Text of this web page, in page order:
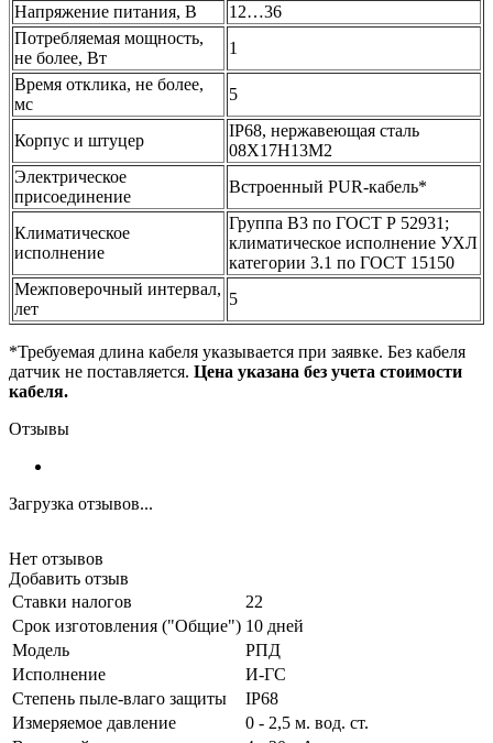
Напряжение питания, В
12…36
Потребляемая мощность,
не более, Вт
1
Время отклика, не более,
мс
5
Корпус и штуцер
IP68, нержавеющая сталь
08Х17Н13М2
Электрическое
присоединение
Встроенный PUR-кабель*
Климатическое
исполнение
Группа В3 по ГОСТ Р 52931;
климатическое исполнение УХЛ
категории 3.1 по ГОСТ 15150
Межповерочный интервал,
лет
5
*Требуемая длина кабеля указывается при заявке. Без кабеля
датчик не поставляется. Цена указана без учета стоимости
кабеля.
Отзывы
Загрузка отзывов...
Нет отзывов
Добавить отзыв
Ставки налогов
22
Срок изготовления ("Общие") 10 дней
Модель
РПД
Исполнение
И-ГС
Степень пыле-влаго защиты
IP68
Измеряемое давление
0 - 2,5 м. вод. ст.